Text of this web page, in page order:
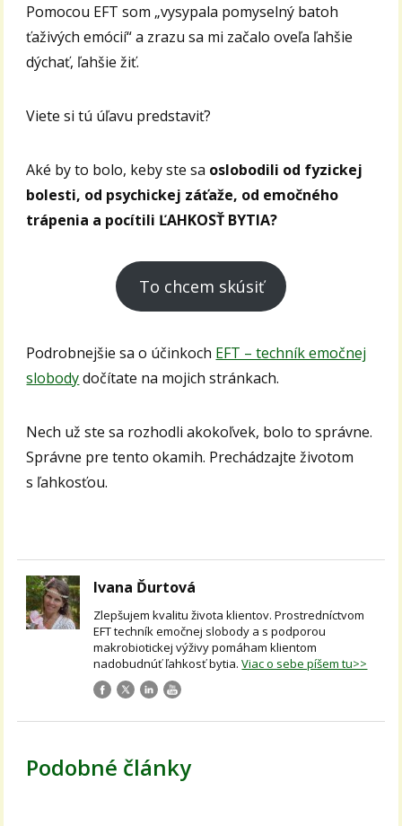
Pomocou EFT som „vysypala pomyselný batoh
ťaživých emócií“ a zrazu sa mi začalo oveľa ľahšie
dýchať, ľahšie žiť.
Viete si tú úľavu predstaviť?
Aké by to bolo, keby ste sa oslobodili od fyzickej
bolesti, od psychickej záťaže, od emočného
trápenia a pocítili ĽAHKOSŤ BYTIA?
To chcem skúsiť
Podrobnejšie sa o účinkoch EFT – techník emočnej
slobodydočítate na mojich stránkach.
Nech už ste sa rozhodli akokoľvek, bolo to správne.
Správne pre tento okamih. Prechádzajte životom
s ľahkosťou.
Ivana Ďurtová
Zlepšujem kvalitu života klientov. Prostredníctvom
EFT techník emočnej slobody a s podporou
makrobiotickej výživy pomáham klientom
nadobudnúť ľahkosť bytia.Viac o sebe píšem tu>>
Podobné články